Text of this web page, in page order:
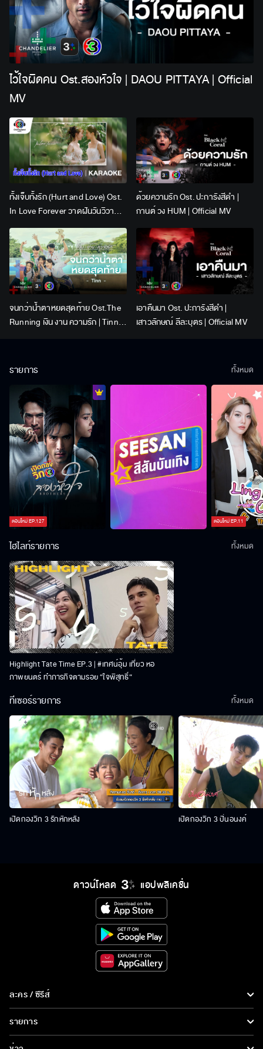
ไว้ใจผิดคน Ost.สองหัวใจ | DAOU PITTAYA | Official
MV
ทั้งเจ็บทั้งรัก (Hurt and Love) Ost.
In Love Forever วาดฝันวันวิวาห์ |
Lingling Kwong x Orm
Kornnaphat | Official Karaoke
ด้วยความรัก Ost. ปะการังสีดำ |
กานต์ วง HUM | Official MV
จนกว่าน้ำตาหยดสุดท้าย Ost.The
Running เงิน งาน ความรัก | Tinn |
เอาคืนมา Ost. ปะการังสีดำ |
เสาวลักษณ์ ลีละบุตร | Official MV
รายการ
ตอนใหม่EP.127 ตอนใหม่EP.11
ทั้งหมด
ไฮไลท์รายการ
Highlight Tate Time EP.3 | #เทศน์อุ้ม เที่ยว หอ
ภาพยนตร์ ทำภารกิจตามรอย “ใจพิสุทธิ์“
ทั้งหมด
ทีเซอร์รายการ
เปิดกองวิก 3 รักหักหลัง เปิดกองวิก 3 ปิ่นอนงค์
ทั้งหมด
ดาวน์โหลด แอปพลิเคชั่น
ละคร / ซีรีส์
ละคร/ซีรีส์
ซีรีส์นานาชาติ
รายการ
รายการทั้งหมด